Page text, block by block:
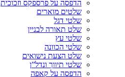
הדפסה על פרספקס וזכוכית
שלטים מוארים
שלטי דגל
שלט תאורה לבניין
שלטי עץ
שלטי הכוונה
שלט הצעת נישואים
שלטי תיווך ונדל”ן
הדפסה על קאפה